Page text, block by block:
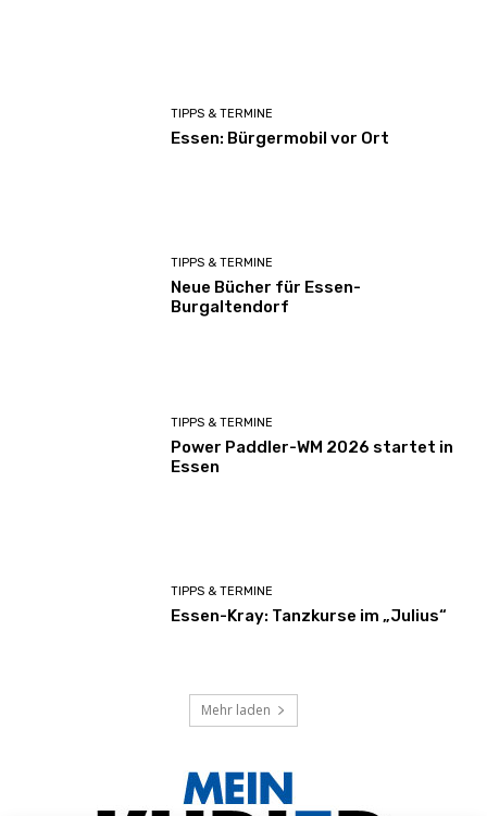
TIPPS & TERMINE
Essen: Bürgermobil vor Ort
TIPPS & TERMINE
Neue Bücher für Essen-
Burgaltendorf
TIPPS & TERMINE
Power Paddler-WM 2026 startet in
Essen
TIPPS & TERMINE
Essen-Kray: Tanzkurse im „Julius“
Mehr laden